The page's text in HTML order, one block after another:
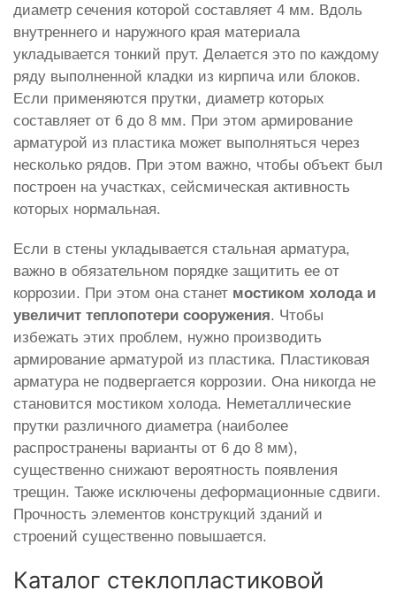
диаметр сечения которой составляет 4 мм. Вдоль
внутреннего и наружного края материала
укладывается тонкий прут. Делается это по каждому
ряду выполненной кладки из кирпича или блоков.
Если применяются прутки, диаметр которых
составляет от 6 до 8 мм. При этом армирование
арматурой из пластика может выполняться через
несколько рядов. При этом важно, чтобы объект был
построен на участках, сейсмическая активность
которых нормальная.
Если в стены укладывается стальная арматура,
важно в обязательном порядке защитить ее от
коррозии. При этом она станет мостиком холода и
увеличит теплопотери сооружения. Чтобы
избежать этих проблем, нужно производить
армирование арматурой из пластика. Пластиковая
арматура не подвергается коррозии. Она никогда не
становится мостиком холода. Неметаллические
прутки различного диаметра (наиболее
распространены варианты от 6 до 8 мм),
существенно снижают вероятность появления
трещин. Также исключены деформационные сдвиги.
Прочность элементов конструкций зданий и
строений существенно повышается.
Каталог стеклопластиковой